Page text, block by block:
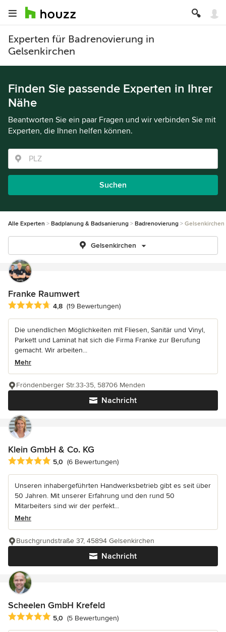
Experten für Badrenovierung in
Gelsenkirchen
Finden Sie passende Experten in Ihrer
Nähe
Beantworten Sie ein paar Fragen und wir verbinden Sie mit
Experten, die Ihnen helfen können.
Suchen
Alle Experten Badplanung & Badsanierung Badrenovierung Gelsenkirchen
Gelsenkirchen
Franke Raumwert
Durchschnittliche Bewertung: 4.8 von 5 Sternen
4,8 (19 Bewertungen)
Die unendlichen Möglichkeiten mit Fliesen, Sanitär und Vinyl,
Parkett und Laminat hat sich die Firma Franke zur Berufung
gemacht. Wir arbeiten...
Mehr
Nachricht
Fröndenberger Str.33-35, 58706 Menden
Klein GmbH & Co. KG
Durchschnittliche Bewertung: 5 von 5 Sternen
5,0 (6 Bewertungen)
Unseren inhabergeführten Handwerksbetrieb gibt es seit über
50 Jahren. Mit unserer Erfahrung und den rund 50
Mitarbeiters sind wir der perfekt...
Mehr
Nachricht
Buschgrundstraße 37, 45894 Gelsenkirchen
Scheelen GmbH Krefeld
Durchschnittliche Bewertung: 5 von 5 Sternen
5,0 (5 Bewertungen)